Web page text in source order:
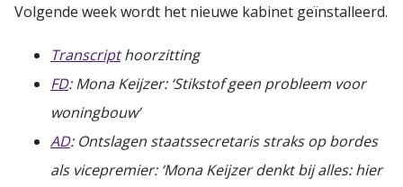
Volgende week wordt het nieuwe kabinet geïnstalleerd.
Transcripthoorzitting
FD: Mona Keijzer: ‘Stikstof geen probleem voor
woningbouw’
AD: Ontslagen staatssecretaris straks op bordes
als vicepremier: ‘Mona Keijzer denkt bij alles: hier